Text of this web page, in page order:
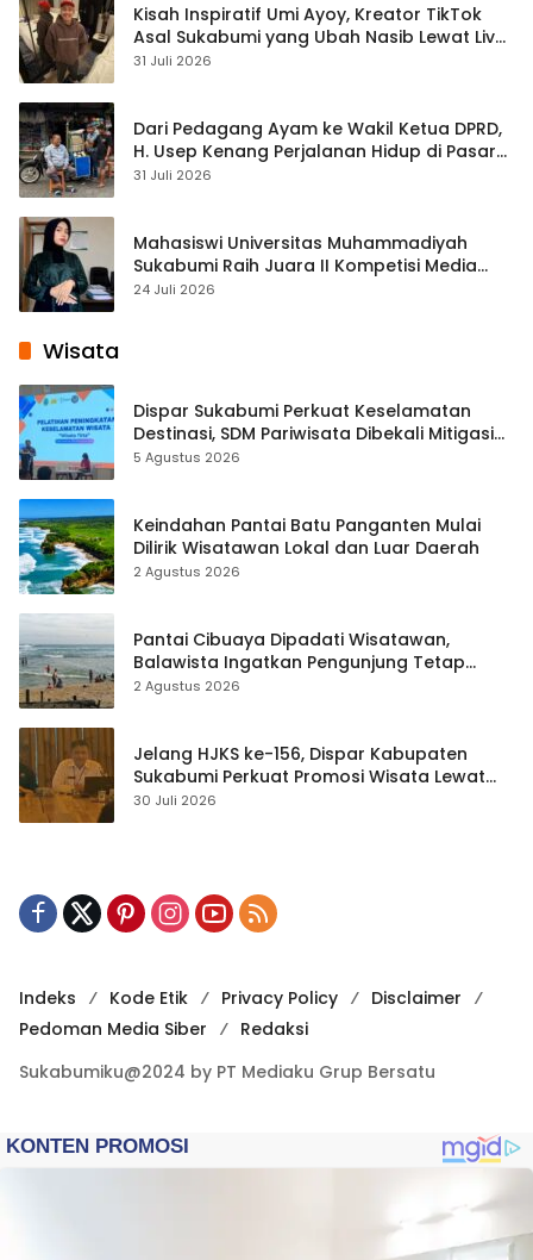
Kisah Inspiratif Umi Ayoy, Kreator TikTok
Asal Sukabumi yang Ubah Nasib Lewat Live
Streaming
31 Juli 2026
Dari Pedagang Ayam ke Wakil Ketua DPRD,
H. Usep Kenang Perjalanan Hidup di Pasar
Cisaat
31 Juli 2026
Mahasiswi Universitas Muhammadiyah
Sukabumi Raih Juara II Kompetisi Media
Pembelajaran Digital Tingkat Internasional
24 Juli 2026
Wisata
Dispar Sukabumi Perkuat Keselamatan
Destinasi, SDM Pariwisata Dibekali Mitigasi
hingga Teknik Evakuasi
5 Agustus 2026
Keindahan Pantai Batu Panganten Mulai
Dilirik Wisatawan Lokal dan Luar Daerah
2 Agustus 2026
Pantai Cibuaya Dipadati Wisatawan,
Balawista Ingatkan Pengunjung Tetap
Waspada
2 Agustus 2026
Jelang HJKS ke-156, Dispar Kabupaten
Sukabumi Perkuat Promosi Wisata Lewat
Publikasi Digital
30 Juli 2026
Indeks Kode Etik Privacy Policy
Disclaimer
Pedoman Media Siber
Redaksi
Sukabumiku@2024 by PT Mediaku Grup Bersatu